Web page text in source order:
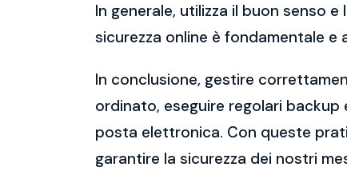
In generale, utilizza il buon senso
sicurezza online è fondamentale
In conclusione, gestire
ordinato, eseguire regolari
posta elettronica. Con queste
garantire la sicurezza dei nostri